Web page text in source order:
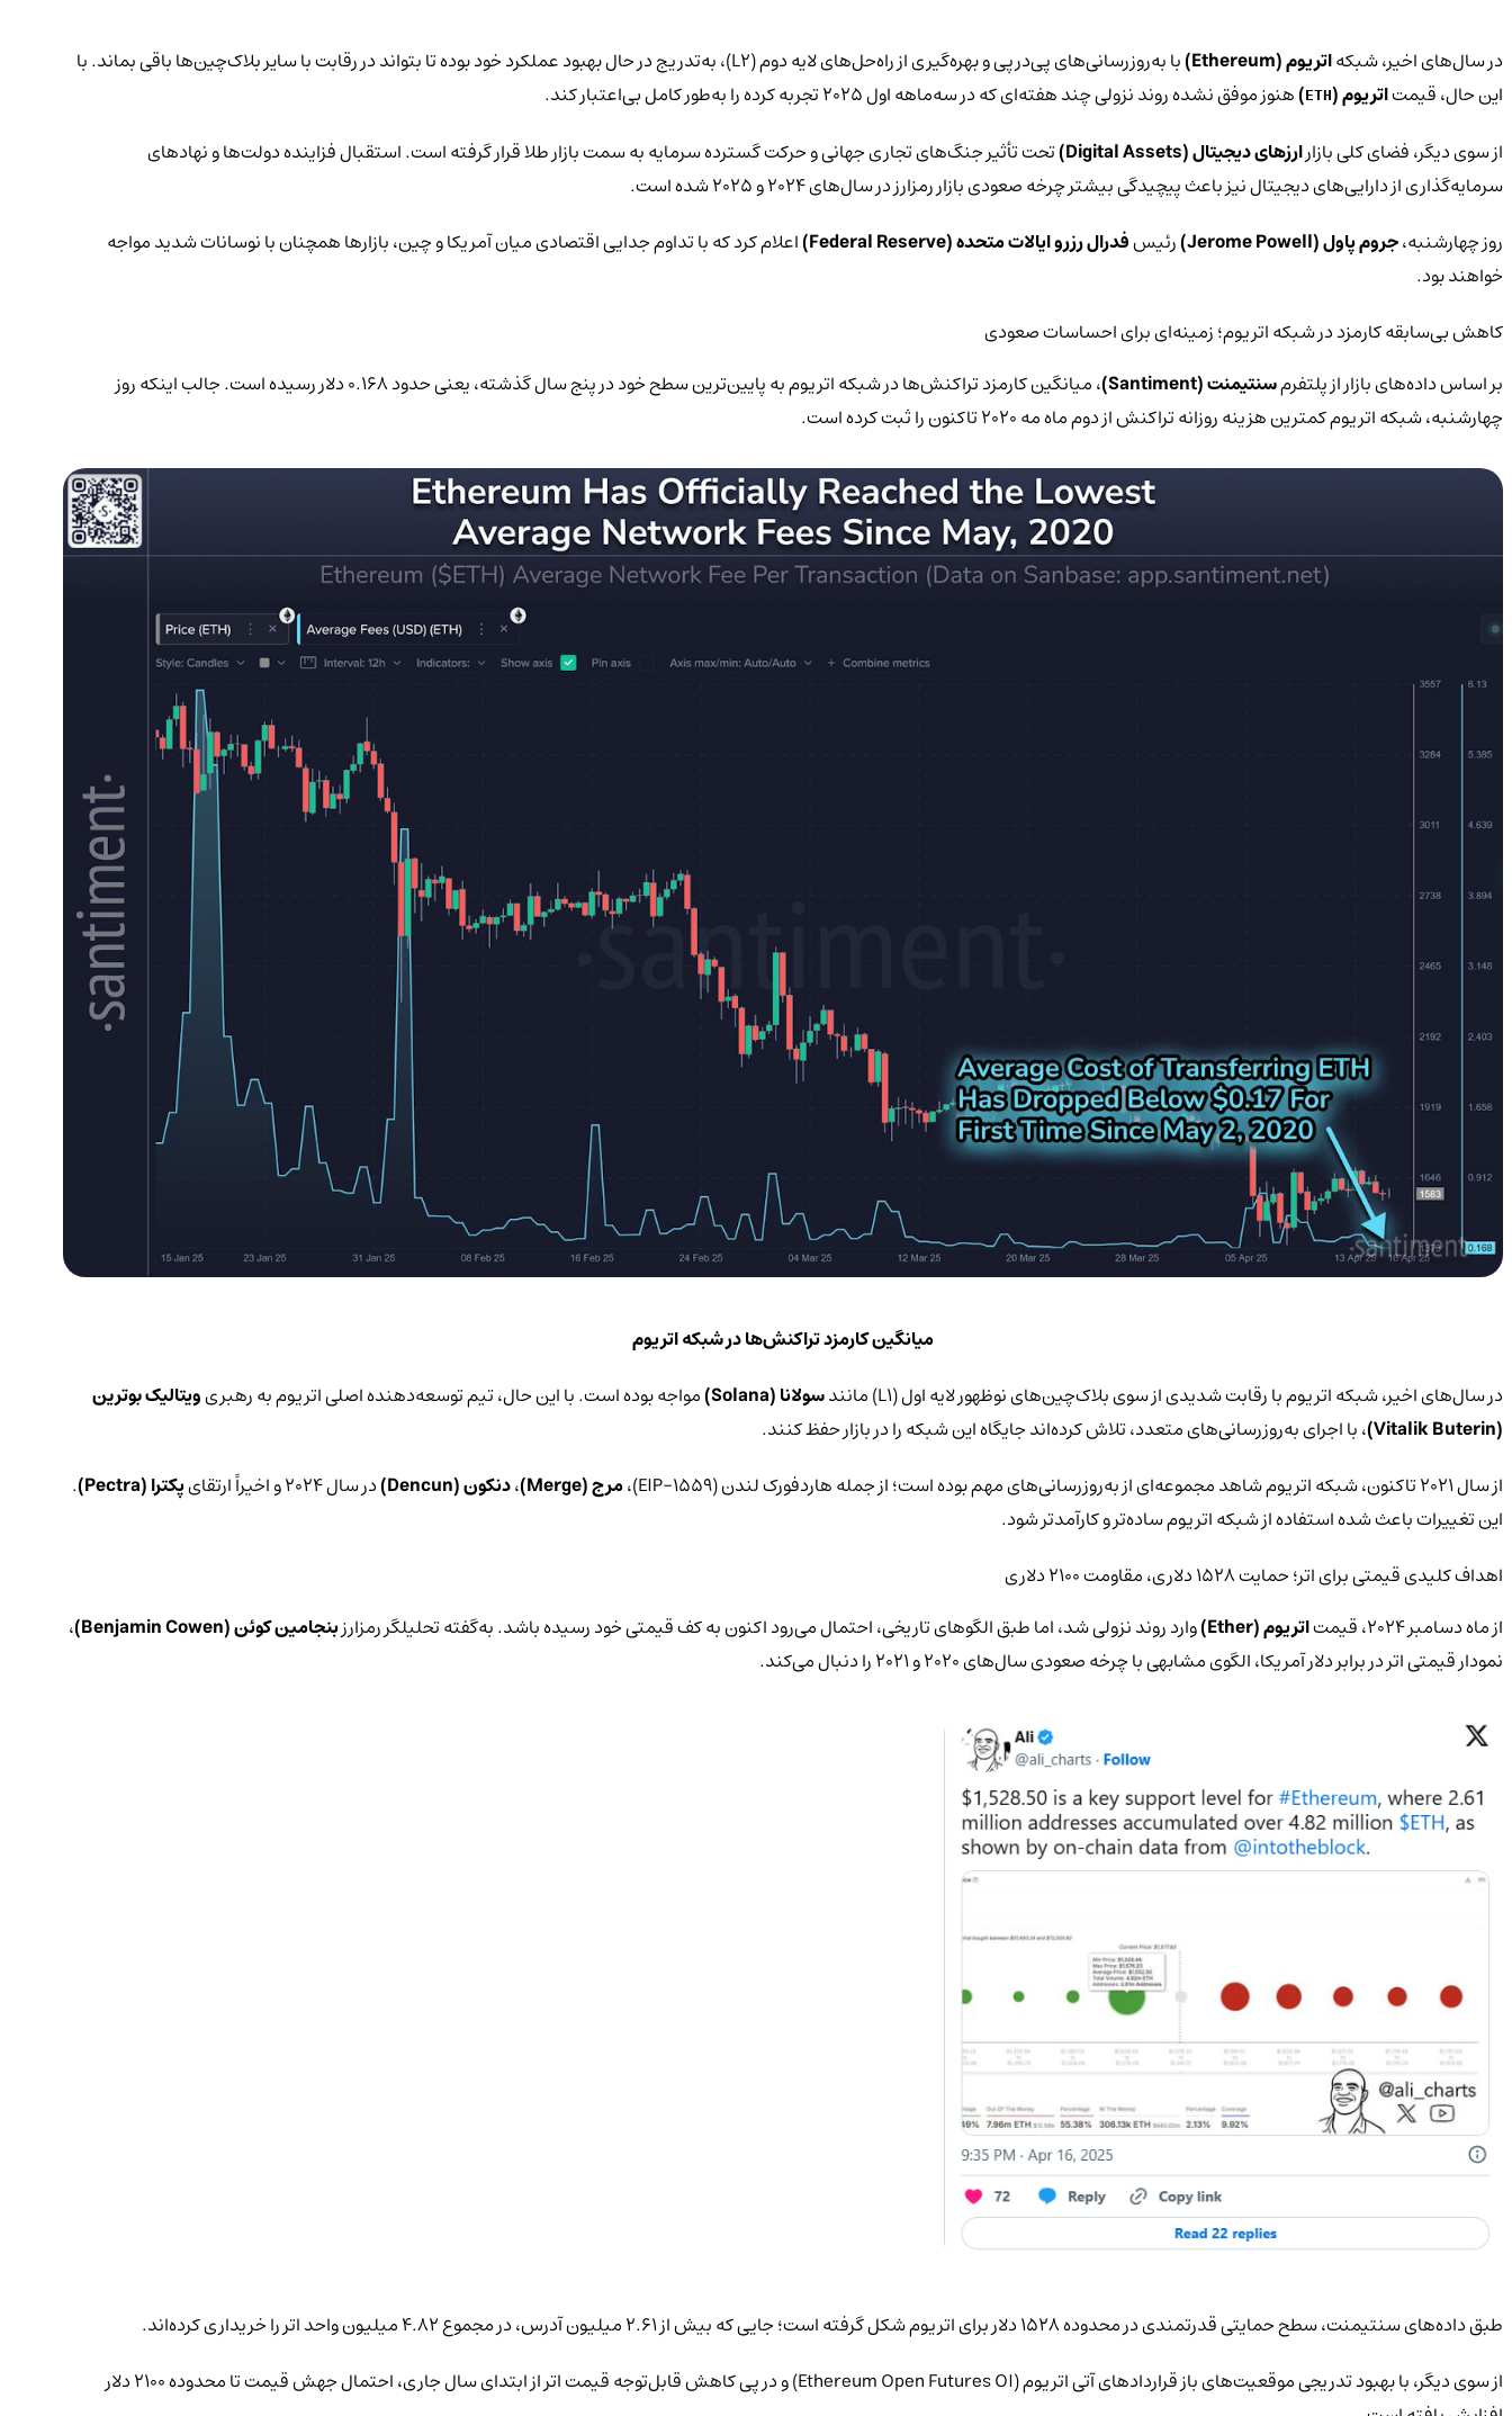
در سال‌های اخیر، شبکهاتریوم (Ethereum)
با به‌روزرسانی‌های پی‌در‌پی و بهره‌گیری از راه‌حل‌های لایه دوم (L2)، به‌تدریج در حال بهبود عملکرد خود بوده تا بتواند در رقابت با سایر بلاک‌چین‌ها باقی بماند. با
این حال، قیمتاتریوم (ETH
)هنوز موفق نشده روند نزولی چند هفته‌ای که در سه‌ماهه اول ۲۰۲۵ تجربه کرده را به‌طور کامل بی‌اعتبار کند.
از سوی دیگر، فضای کلی بازارارزهای دیجیتال (Digital Assets)
تحت تأثیر جنگ‌های تجاری جهانی و حرکت گسترده سرمایه به سمت بازار طلا قرار گرفته است. استقبال فزاینده دولت‌ها و نهادهای
سرمایه‌گذاری از دارایی‌های دیجیتال نیز باعث پیچیدگی بیشتر چرخه صعودی بازار رمزارز در سال‌های ۲۰۲۴ و ۲۰۲۵ شده است.
روز چهارشنبه،جروم پاول (Jerome Powell) رئیسفدرال رزرو ایالات متحده (Federal Reserve)
اعلام کرد که با تداوم جدایی اقتصادی میان آمریکا و چین، بازارها همچنان با نوسانات شدید مواجه
خواهند بود.
کاهش بی‌سابقه کارمزد در شبکه اتریوم؛ زمینه‌ای برای احساسات صعودی
بر اساس داده‌های بازار از پلتفرمسنتیمنت (Santiment)
، میانگین کارمزد تراکنش‌ها در شبکه اتریوم به پایین‌ترین سطح خود در پنج سال گذشته، یعنی حدود ۰.۱۶۸ دلار رسیده است. جالب اینکه روز
چهارشنبه، شبکه اتریوم کمترین هزینه روزانه تراکنش از دوم ماه مه ۲۰۲۰ تاکنون را ثبت کرده است.
میانگین کارمزد تراکنش‌ها در شبکه اتریوم
در سال‌های اخیر، شبکه اتریوم با رقابت شدیدی از سوی بلاک‌چین‌های نوظهور لایه اول (L1) مانند
سولانا (Solana) مواجه بوده است. با این حال، تیم توسعه‌دهنده اصلی اتریوم به رهبریویتالیک بوترین
(Vitalik Buterin)
، با اجرای به‌روزرسانی‌های متعدد، تلاش کرده‌اند جایگاه این شبکه را در بازار حفظ کنند.
از سال ۲۰۲۱ تاکنون، شبکه اتریوم شاهد مجموعه‌ای از به‌روزرسانی‌های مهم بوده است؛ از جمله هاردفورک لندن (EIP-1559)،
مرج (Merge) ،دنکون (Dencun) در سال ۲۰۲۴ و اخیراً ارتقای پکترا (Pectra)
.
این تغییرات باعث شده استفاده از شبکه اتریوم ساده‌تر و کارآمدتر شود.
اهداف کلیدی قیمتی برای اتر؛ حمایت ۱۵۲۸ دلاری، مقاومت ۲۱۰۰ دلاری
از ماه دسامبر ۲۰۲۴، قیمت
اتریوم (Ether) وارد روند نزولی شد، اما طبق الگوهای تاریخی، احتمال می‌رود اکنون به کف قیمتی خود رسیده باشد. به‌گفته تحلیلگر رمزارزبنجامین کوئن (Benjamin Cowen)
،
نمودار قیمتی اتر در برابر دلار آمریکا، الگوی مشابهی با چرخه صعودی سال‌های ۲۰۲۰ و ۲۰۲۱ را دنبال می‌کند.
طبق داده‌های سنتیمنت، سطح حمایتی قدرتمندی در محدوده ۱۵۲۸ دلار برای اتریوم شکل گرفته است؛ جایی که بیش از ۲.۶۱ میلیون آدرس، در مجموع ۴.۸۲ میلیون واحد اتر را خریداری کرده‌اند.
از سوی دیگر، با بهبود تدریجی موقعیت‌های باز قراردادهای آتی اتریوم (Ethereum Open Futures OI) و در پی کاهش قابل‌توجه قیمت اتر از ابتدای سال جاری، احتمال جهش قیمت تا محدوده ۲۱۰۰ دلار